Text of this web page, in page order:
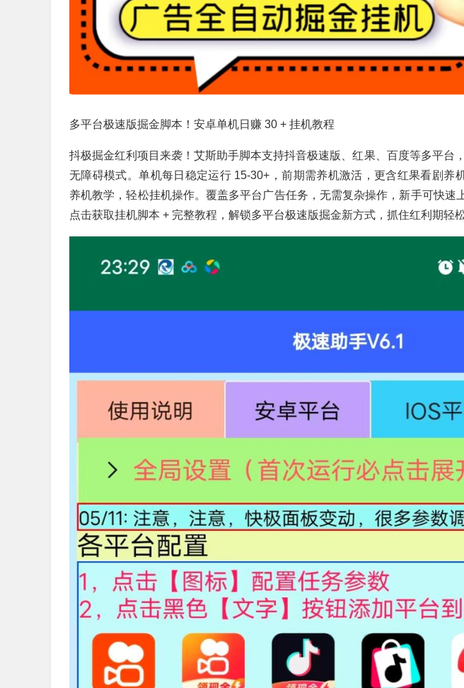
多平台极速版掘金脚本！安卓单机日赚 30 + 挂机教程
抖极掘金红利项目来袭！艾斯助手脚本支持抖音极速版、红果、百度等多平台
无障碍模式。单机每日稳定运行 15-30+，前期需养机激活，更含红果看剧养
养机教学，轻松挂机操作。覆盖多平台广告任务，无需复杂操作，新手可快速
点击获取挂机脚本 + 完整教程，解锁多平台极速版掘金新方式，抓住红利期轻